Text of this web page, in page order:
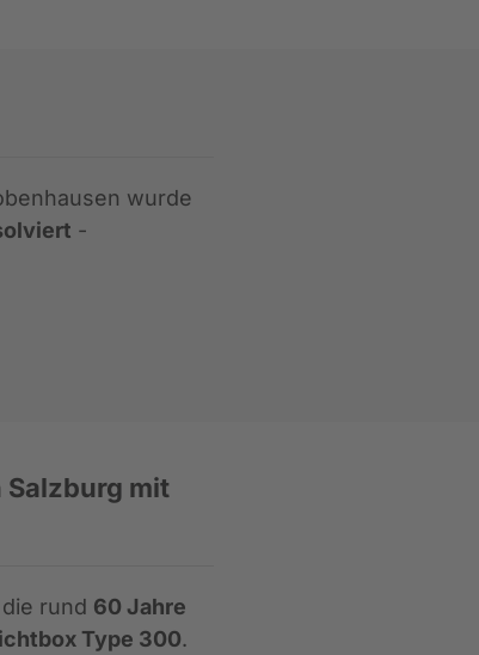
wurde
-
Salzburg mit
die rund 60 Jahre
Type 300.